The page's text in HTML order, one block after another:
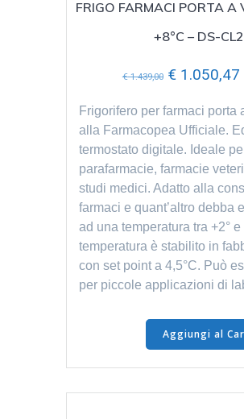
FRIGO FARMACI PORTA A
+8°C – DS-
€1.439,00 Il
originale
era:
€ 1.439,00.
€1.050,47
Frigorifero per farmaci porta
alla Farmacopea Ufficiale.
termostato digitale. Ideale
parafarmacie, farmacie
studi medici. Adatto alla
farmaci e quant’altro debba
ad una temperatura tra +2°
temperatura è stabilito in
con set point a 4,5°C. Può
per piccole applicazioni di
Aggiungi al